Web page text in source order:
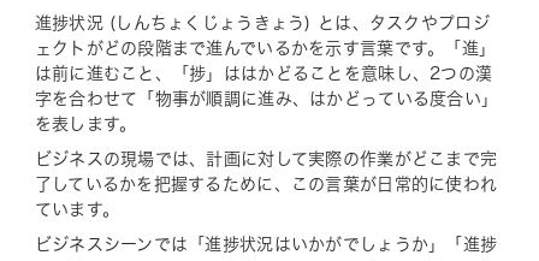
進捗状況 (しんちょくじょうきょう) とは、タスクやプロジ
ェクトがどの段階まで進んでいるかを示す言葉です。「進」
は前に進むこと、「捗」ははかどることを意味し、2つの漢
字を合わせて「物事が順調に進み、はかどっている度合い」
を表します。
ビジネスの現場では、計画に対して実際の作業がどこまで完
了しているかを把握するために、この言葉が日常的に使われ
ています。
ビジネスシーンでは「進捗状況はいかがでしょうか」「進捗